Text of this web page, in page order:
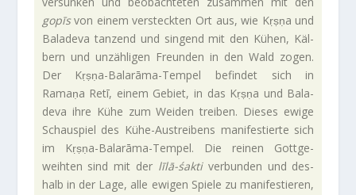
gopīsvon einem ver­steckten Ort aus, wie Kṛṣṇa und
Bala­deva tan­zend und sin­gend mit den Kühen, Käl­
bern und unzäh­ligen Freunden in den Wald zogen.
Der Kṛṣṇa-Balarāma-Tempel befindet sich in
Ramaṇa Retī, einem Gebiet, in das Kṛṣṇa und Bala­
deva ihre Kühe zum Weiden treiben. Dieses ewige
Schau­spiel des Kühe-Austreibens mani­fe­stierte sich
im Kṛṣṇa-Balarāma-Tempel. Die reinen Gott­ge­
weihten sind mit der līlā-śaktiver­bunden und des­
halb in der Lage, alle ewigen Spiele zu mani­fe­stieren,